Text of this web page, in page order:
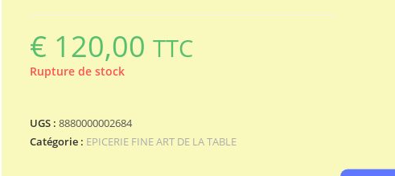
€ 120,00 TTC
Rupture de stock
UGS : 8880000002684
Catégorie : EPICERIE FINE ART DE LA TABLE